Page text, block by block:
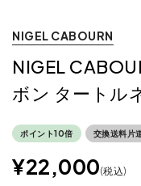
NIGEL CABOURN
NIGEL
ボン タートル
ポイント10倍 交換送料片
¥22,000 税込